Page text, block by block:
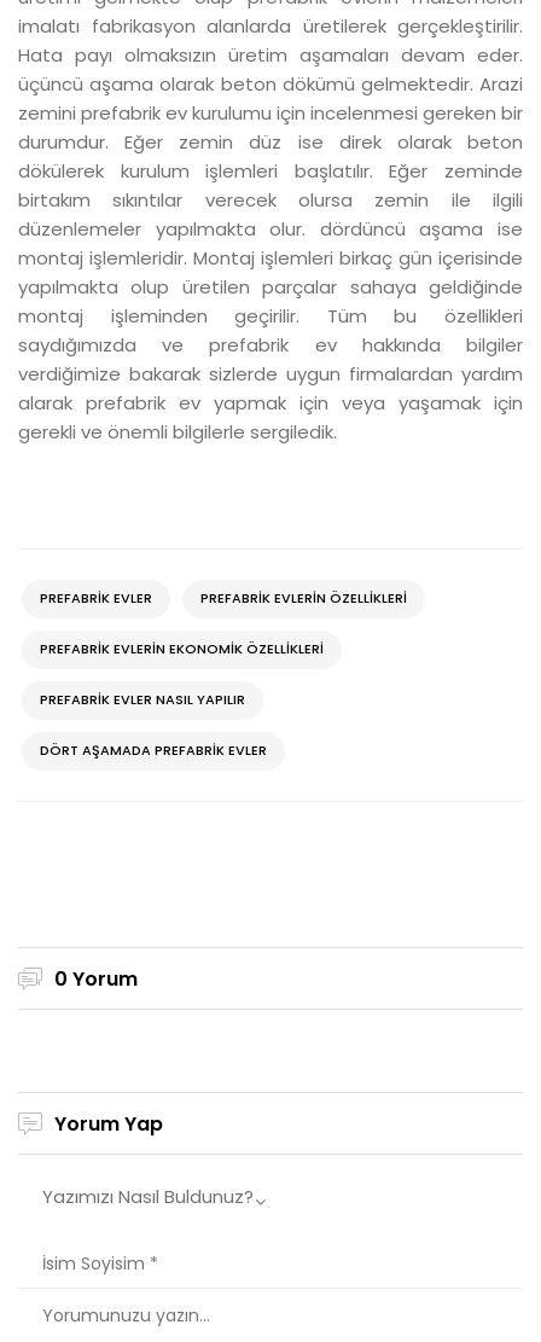
imalatı fabrikasyon alanlarda üretilerek gerçekleştirilir.
Hata payı olmaksızın üretim aşamaları devam eder.
üçüncü aşama olarak beton dökümü gelmektedir. Arazi
zemini prefabrik ev kurulumu için incelenmesi gereken bir
durumdur. Eğer zemin düz ise direk olarak beton
dökülerek kurulum işlemleri başlatılır. Eğer zeminde
birtakım sıkıntılar verecek olursa zemin ile ilgili
düzenlemeler yapılmakta olur. dördüncü aşama ise
montaj işlemleridir. Montaj işlemleri birkaç gün içerisinde
yapılmakta olup üretilen parçalar sahaya geldiğinde
montaj işleminden geçirilir. Tüm bu özellikleri
saydığımızda ve prefabrik ev hakkında bilgiler
verdiğimize bakarak sizlerde uygun firmalardan yardım
alarak prefabrik ev yapmak için veya yaşamak için
gerekli ve önemli bilgilerle sergiledik.
PREFABRIK EVLER PREFABRIK EVLERIN ÖZELLIKLERI
PREFABRIK EVLERIN EKONOMIK ÖZELLIKLERI
PREFABRIK EVLER NASIL YAPILIR
DÖRT AŞAMADA PREFABRIK EVLER
0 Yorum
Yorum Yap
Yazımızı Nasıl Buldunuz?